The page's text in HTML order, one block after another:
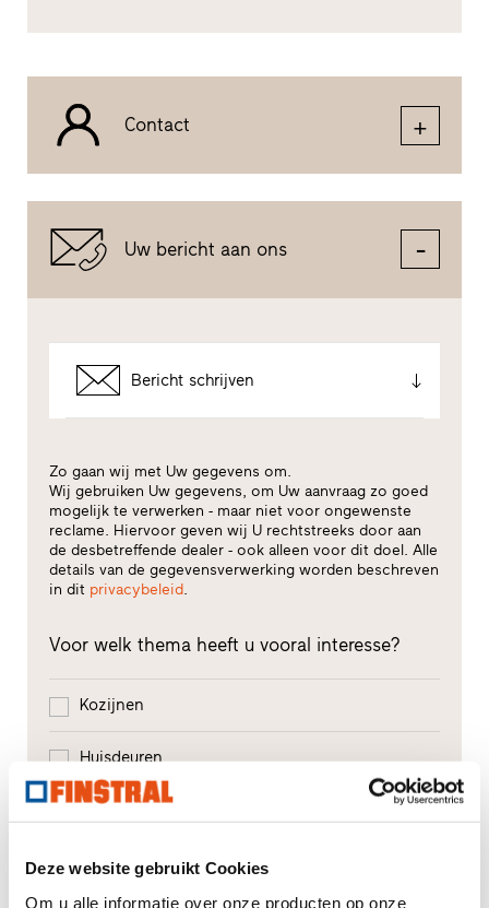
Deze website gebruikt Cookies
Om u alle informatie over onze producten op onze
Contact
Uw bericht aan ons
Bericht schrijven
Zo gaan wij met Uw gegevens om.
Wij gebruiken Uw gegevens, om Uw aanvraag zo goed
mogelijk te verwerken - maar niet voor ongewenste
reclame. Hiervoor geven wij U rechtstreeks door aan
de desbetreffende dealer - ook alleen voor dit doel. Alle
details van de gegevensverwerking worden beschreven
in dit privacybeleid.
Voor welk thema heeft u vooral interesse?
Kozijnen
Huisdeuren
Glasgevels
Renovatie